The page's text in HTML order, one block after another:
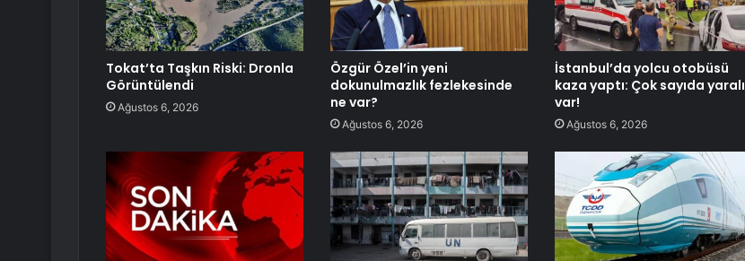
Tokat’ta Taşkın Riski: Dronla
Görüntülendi
Ağustos 6, 2026
Özgür Özel’in yeni
dokunulmazlık fezlekesinde
ne var?
Ağustos 6, 2026
İstanbul’da yolcu otobüsü
kaza yaptı: Çok sayıda yaralı
var!
Ağustos 6, 2026